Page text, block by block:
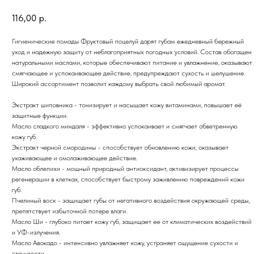
116,00 р.
Гигиенические помады Фруктовый поцелуй дарят губам ежедневный бережный
уход и надежную защиту от неблагоприятных погодных условий. Состав обогащен
натуральными маслами, которые обеспечивают питание и увлажнение, оказывают
смягчающее и успокаивающее действие, предупреждают сухость и шелушение.
Широкий ассортимент позволит каждому выбрать свой любимый аромат.
Экстракт шиповника - тонизирует и насыщает кожу витаминами, повышает её
защитные функции.
Масло сладкого миндаля - эффективно успокаивает и смягчает обветренную
кожу губ.
Экстракт черной смородины - способствует обновлению кожи, оказывает
ухаживающее и омолаживающее действие.
Масло облепихи - мощный природный антиоксидант, активизирует процессы
регенерации в клетках, способствует быстрому заживлению повреждений кожи
губ.
Пчелиный воск - защищает губы от негативного воздействия окружающей среды,
препятствует избыточной потере влаги.
Масло Ши - глубоко питает кожу губ, защищает ее от климатических воздействий
и УФ-излучения.
Масло Авокадо - интенсивно увлажняет кожу, устраняет ощущение сухости и